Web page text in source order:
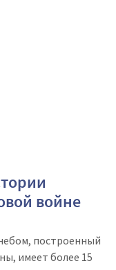
войне
построенный
имеет более 15